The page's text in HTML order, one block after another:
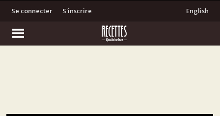
S'inscrire
Se connecter English